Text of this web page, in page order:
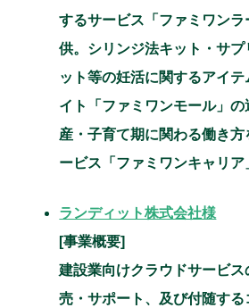
するサービス「ファミワン
供。シリンジ法キット・サ
ット等の妊活に関するアイ
イト「ファミワンモール」の
産・子育て期に関わる働き
ービス「ファミワンキャリア
ランディット株式会社様
[事業概要]
建設業向けクラウドサービ
売・サポート、及び付随す